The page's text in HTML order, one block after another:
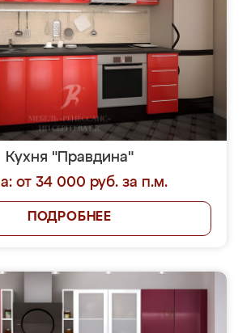
Кухня "Правдина"
от 34 000 руб. за п.м.
ПОДРОБНЕЕ